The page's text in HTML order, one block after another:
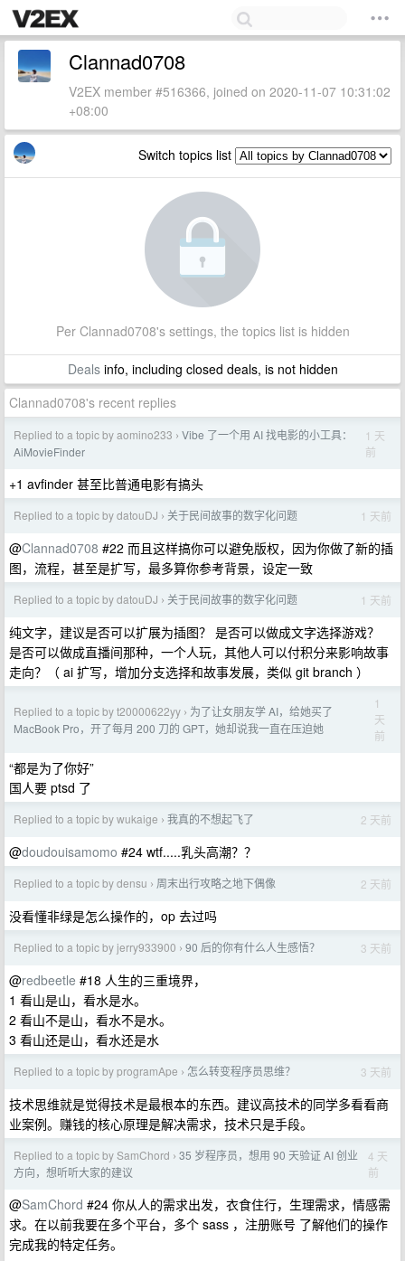
Clannad0708
V2EX member #516366, joined on 2020-11-07 10:31:02
+08:00
Switch topics list
Per Clannad0708's settings, the topics list is hidden
Dealsinfo, including closed deals, is not hidden
Clannad0708's recent replies
Replied to a topic by aomino233 › Vibe 了一个用 AI 找电影的小工具：
AiMovieFinder
1 天
前
+1 avfinder 甚至比普通电影有搞头
Replied to a topic by datouDJ › 关于民间故事的数字化问题 1 天前
@Clannad0708 #22 而且这样搞你可以避免版权，因为你做了新的插
图，流程，甚至是扩写，最多算你参考背景，设定一致
Replied to a topic by datouDJ › 关于民间故事的数字化问题 1 天前
纯文字，建议是否可以扩展为插图？ 是否可以做成文字选择游戏？
是否可以做成直播间那种，一个人玩，其他人可以付积分来影响故事
走向？（ ai 扩写，增加分支选择和故事发展，类似 git branch ）
Replied to a topic by t20000622yy › 为了让女朋友学 AI，给她买了
MacBook Pro，开了每月 200 刀的 GPT，她却说我一直在压迫她
1
天
前
“都是为了你好”
国人要 ptsd 了
Replied to a topic by wukaige › 我真的不想起飞了 2 天前
@doudouisamomo #24 wtf.....乳头高潮？？
Replied to a topic by densu › 周末出行攻略之地下偶像 2 天前
没看懂非绿是怎么操作的，op 去过吗
Replied to a topic by jerry933900 › 90 后的你有什么人生感悟？ 3 天前
@redbeetle #18 人生的三重境界，
1 看山是山，看水是水。
2 看山不是山，看水不是水。
3 看山还是山，看水还是水
Replied to a topic by programApe › 怎么转变程序员思维？ 3 天前
技术思维就是觉得技术是最根本的东西。建议高技术的同学多看看商
业案例。赚钱的核心原理是解决需求，技术只是手段。
Replied to a topic by SamChord › 35 岁程序员，想用 90 天验证 AI 创业
方向，想听听大家的建议
4 天
前
@SamChord #24 你从人的需求出发，衣食住行，生理需求，情感需
求。在以前我要在多个平台，多个 sass ，注册账号 了解他们的操作
完成我的特定任务。